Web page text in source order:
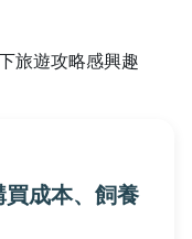
旅遊攻略感興趣
成本、飼養